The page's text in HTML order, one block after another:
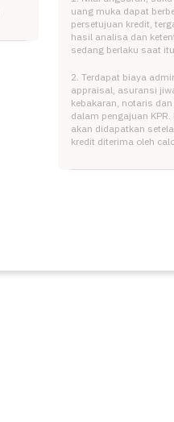
uang muka dapat
persetujuan kredit,
hasil analisa dan
sedang berlaku saat
2. Terdapat biaya
appraisal, asuransi
kebakaran, notaris
dalam pengajuan
akan didapatkan
kredit diterima oleh